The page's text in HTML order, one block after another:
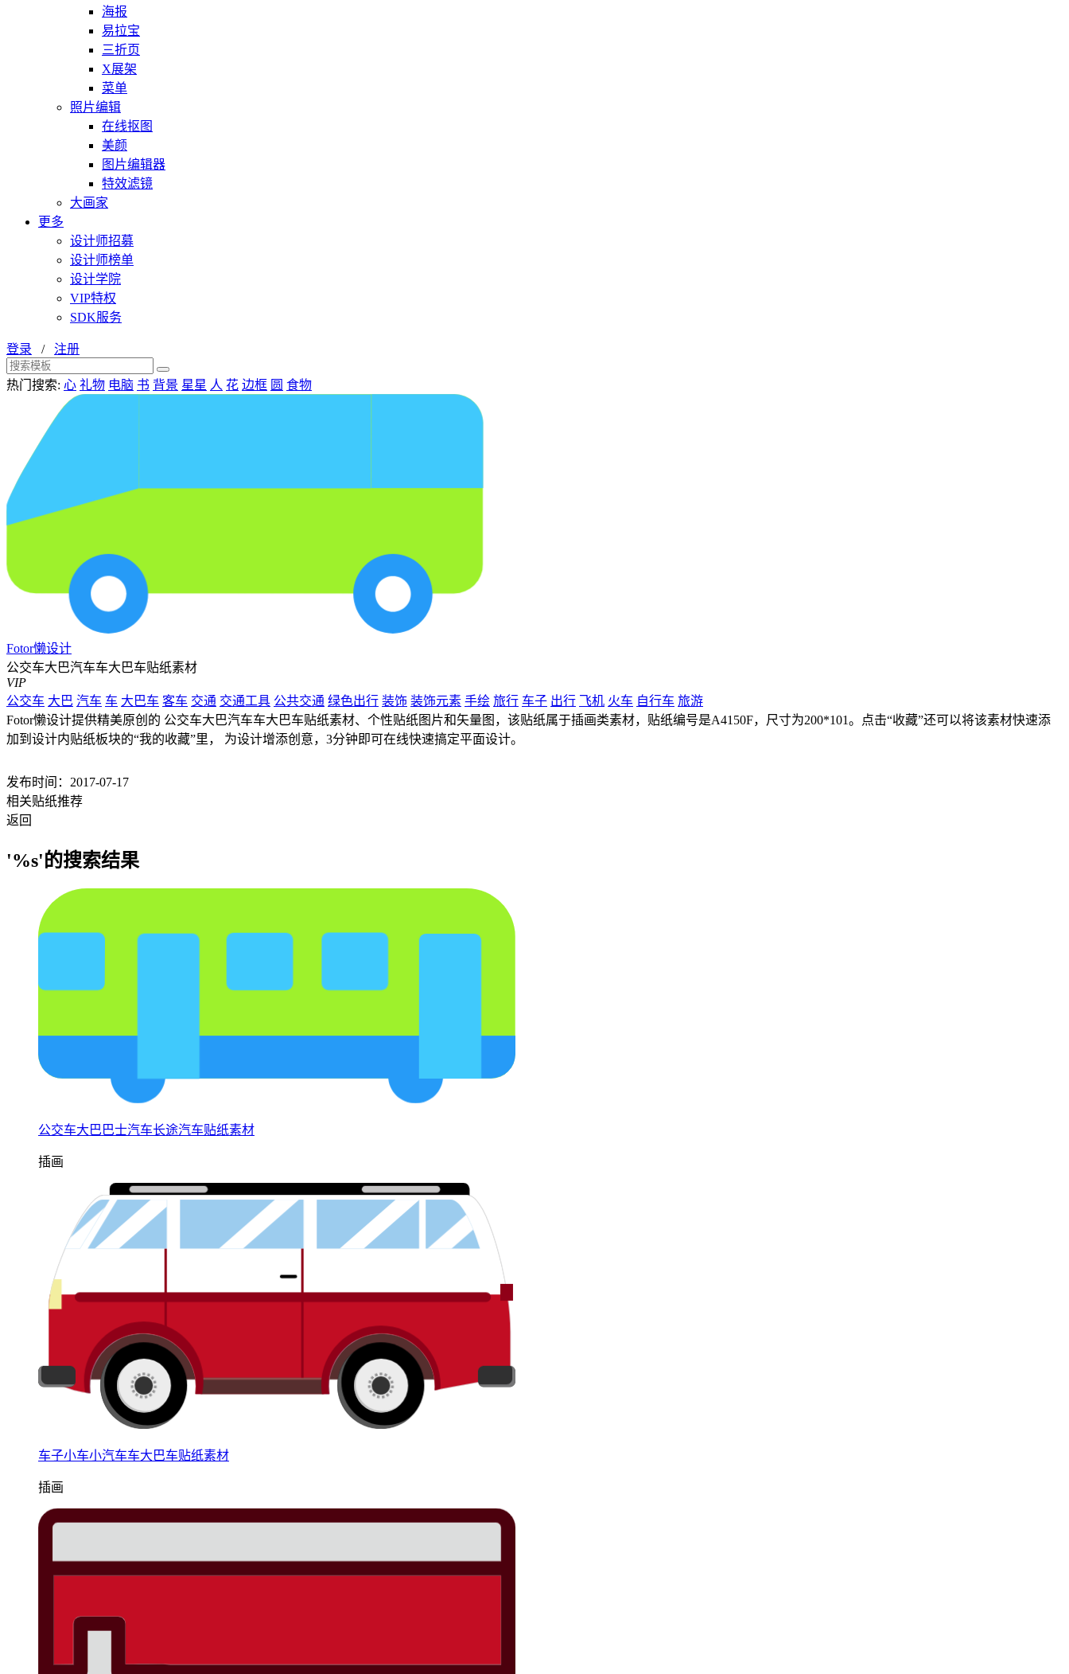
海报
易拉宝
三折页
X展架
菜单
照片编辑
在线抠图
美颜
图片编辑器
特效滤镜
大画家
更多
设计师招募
设计师榜单
设计学院
VIP特权
SDK服务
登录 / 注册
热门搜索: 心 礼物 电脑 书 背景 星星 人 花 边框 圆 食物
Fotor懒设计
公交车大巴汽车车大巴车贴纸素材
VIP
公交车 大巴 汽车 车 大巴车 客车 交通 交通工具 公共交通 绿色出行 装饰 装饰元素 手绘 旅行 车子 出行 飞机 火车 自行车 旅游
Fotor懒设计提供精美原创的 公交车大巴汽车车大巴车贴纸素材、个性贴纸图片和矢量图，该贴纸属于插画类素材，贴纸编号是A4150F，尺寸为200*101。点击“收藏”还可以将该素材快速添
加到设计内贴纸板块的“我的收藏”里， 为设计增添创意，3分钟即可在线快速搞定平面设计。
发布时间：2017-07-17
相关贴纸推荐
返回
'%s'的搜索结果
公交车大巴巴士汽车长途汽车贴纸素材
插画
车子小车小汽车车大巴车贴纸素材
插画